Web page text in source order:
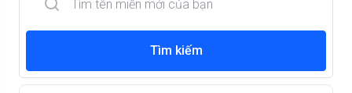
Tìm kiếm